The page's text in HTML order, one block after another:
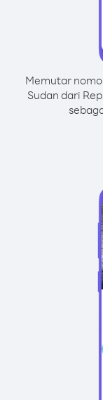
Memutar
Sudan dari